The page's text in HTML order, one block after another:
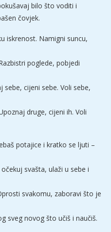
bilo što voditi i
čovjek.
iskrenost. Namigni suncu,
poglede, pobjedi
sebe, cijeni sebe. Voli sebe,
druge, cijeni ih. Voli
potajice i kratko se ljuti –
svašta, ulaži u sebe i
svakomu, zaboravi što je
sveg novog što učiš i naučiš.